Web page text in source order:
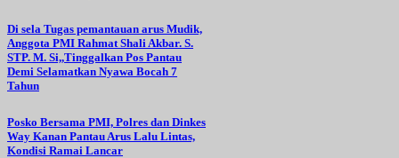
Di sela Tugas pemantauan arus Mudik,
Anggota PMI Rahmat Shali Akbar. S.
STP. M. Si,,Tinggalkan Pos Pantau
Demi Selamatkan Nyawa Bocah 7
Tahun
Posko Bersama PMI, Polres dan Dinkes
Way Kanan Pantau Arus Lalu Lintas,
Kondisi Ramai Lancar